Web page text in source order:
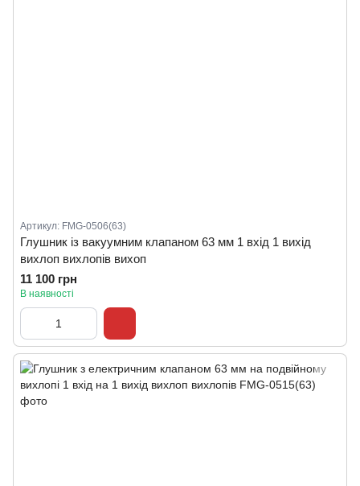
Артикул: FMG-0506(63)
Глушник із вакуумним клапаном 63 мм 1 вхід 1 вихід
вихлоп вихлопів вихоп
11 100 грн
В наявності